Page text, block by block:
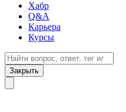
Хабр
Q&A
Карьера
Курсы
Закрыть